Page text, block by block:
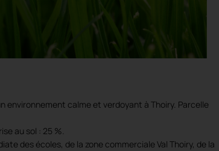
environnement calme et verdoyant à Thoiry. Parcelle
au sol : 25 %.
des écoles, de la zone commerciale Val Thoiry, de la